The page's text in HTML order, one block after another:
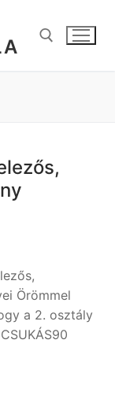
Örömmel
a 2. osztály